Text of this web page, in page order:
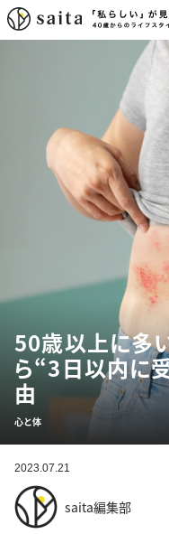
50歳以上に多
ら“3日以内に
由
心と体
2023.07.21
saita編集部